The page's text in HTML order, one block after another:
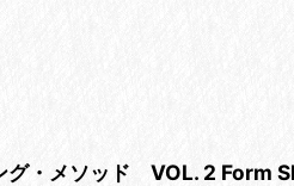
・メソッド VOL. 2 Form